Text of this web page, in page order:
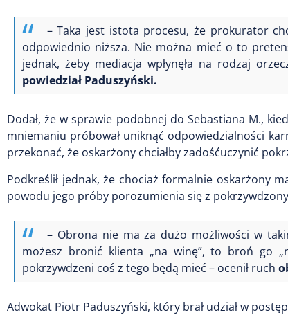
– Taka jest istota procesu, że prokurator
odpowiednio niższa. Nie można mieć o to
jednak, żeby mediacja wpłynęła na rodzaj
powiedział Paduszyński.
Dodał, że w sprawie podobnej do Sebastiana M.,
mniemaniu próbował uniknąć odpowiedzialności
przekonać, że oskarżony chciałby zadośćuczynić
Podkreślił jednak, że chociaż formalnie oskarżony
powodu jego próby porozumienia się z
– Obrona nie ma za dużo możliwości w
możesz bronić klienta „na winę”, to broń go
pokrzywdzeni coś z tego będą mieć – ocenił ruch
Adwokat Piotr Paduszyński, który brał udział w